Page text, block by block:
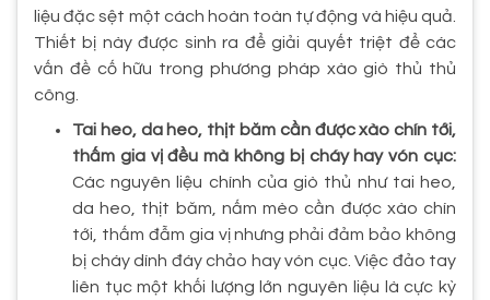
liệu đặc sệt một cách hoàn toàn tự động và hiệu quả.
Thiết bị này được sinh ra để giải quyết triệt để các
vấn đề cố hữu trong phương pháp xào giò thủ thủ
công.
Tai heo, da heo, thịt băm cần được xào chín tới,
thấm gia vị đều mà không bị cháy hay vón cục:
Các nguyên liệu chính của giò thủ như tai heo,
da heo, thịt băm, nấm mèo cần được xào chín
tới, thấm đẫm gia vị nhưng phải đảm bảo không
bị cháy dính đáy chảo hay vón cục. Việc đảo tay
liên tục một khối lượng lớn nguyên liệu là cực kỳ